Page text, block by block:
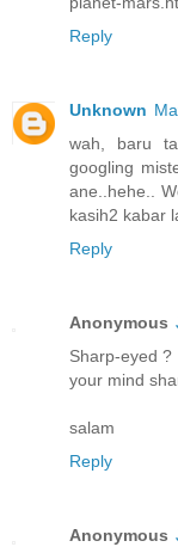
Reply
Unknown
wah, baru
googling
ane..hehe..
kasih2 kabar
Reply
Anonymous
Sharp-eyed ?
your mind
salam
Reply
Anonymous